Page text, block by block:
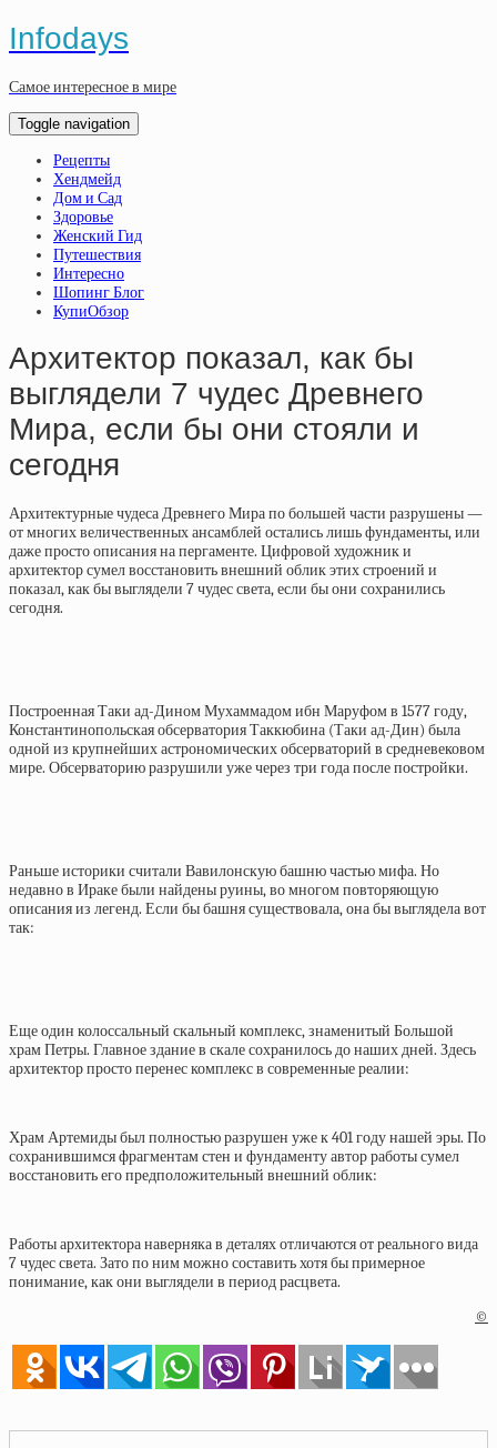
Infodays
Самое интересное в мире
Toggle navigation
Рецепты
Хендмейд
Дом и Сад
Здоровье
Женский Гид
Путешествия
Интересно
Шопинг Блог
КупиОбзор
Архитектор показал, как бы
выглядели 7 чудес Древнего
Мира, если бы они стояли и
сегодня
Архитектурные чудеса Древнего Мира по большей части разрушены —
от многих величественных ансамблей остались лишь фундаменты, или
даже просто описания на пергаменте. Цифровой художник и
архитектор сумел восстановить внешний облик этих строений и
показал, как бы выглядели 7 чудес света, если бы они сохранились
сегодня.
Построенная Таки ад-Дином Мухаммадом ибн Маруфом в 1577 году,
Константинопольская обсерватория Таккюбина (Таки ад-Дин) была
одной из крупнейших астрономических обсерваторий в средневековом
мире. Обсерваторию разрушили уже через три года после постройки.
Раньше историки считали Вавилонскую башню частью мифа. Но
недавно в Ираке были найдены руины, во многом повторяющую
описания из легенд. Если бы башня существовала, она бы выглядела вот
так:
Еще один колоссальный скальный комплекс, знаменитый Большой
храм Петры. Главное здание в скале сохранилось до наших дней. Здесь
архитектор просто перенес комплекс в современные реалии:
Храм Артемиды был полностью разрушен уже к 401 году нашей эры. По
сохранившимся фрагментам стен и фундаменту автор работы сумел
восстановить его предположительный внешний облик:
Работы архитектора наверняка в деталях отличаются от реального вида
7 чудес света. Зато по ним можно составить хотя бы примерное
понимание, как они выглядели в период расцвета.
©